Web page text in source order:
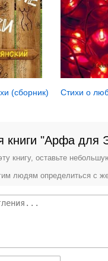
(сборник) Стихи о
книги "Арфа для
книгу, оставьте
людям определиться с